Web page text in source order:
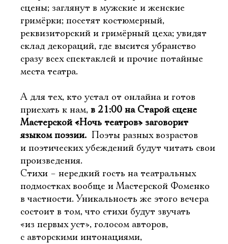
сцены; заглянут в мужские и женские
гримёрки; посетят костюмерный,
реквизиторский и гримёрный цеха; увидят
склад декораций, где высится убранство
сразу всех спектаклей и прочие потайные
места театра.
А для тех, кто устал от онлайна и готов
приехать к нам, в 21:00 на Старой сцене
Мастерской «Ночь театров» заговорит
языком поэзии. Поэты разных возрастов
и поэтических убеждений будут читать свои
произведения.
Стихи – нередкий гость на театральных
подмостках вообще и Мастерской Фоменко
в частности. Уникальность же этого вечера
состоит в том, что стихи будут звучать
«из первых уст», голосом авторов,
с авторскими интонациями,